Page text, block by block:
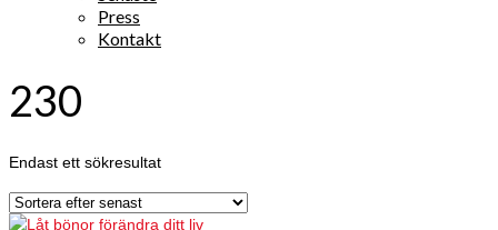
Press
Kontakt
230
Endast ett sökresultat